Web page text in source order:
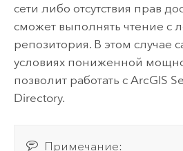
сети либо отсутствия прав
сможет выполнять чтение с
репозитория. В этом случае
условиях пониженной
позволит работать с ArcGIS
Directory.
Примечание: